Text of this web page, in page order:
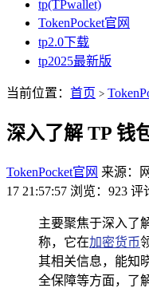
tp(TPwallet)
TokenPocket官网
tp2.0下载
tp2025最新版
当前位置： 首页 >
深入了解 TP 钱
TokenPocket官网 来源：
17 21:57:57 浏览：923 评
主要聚焦于深入了
称，它在加密货币
其相关信息，能知
全保障等方面，了